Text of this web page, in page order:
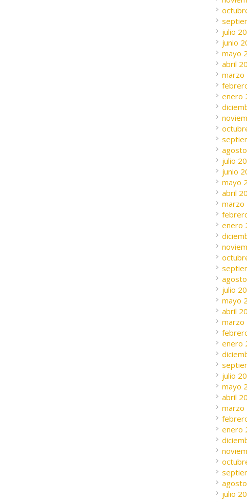
julio
junio
mayo
abril
marzo
enero
julio
junio
mayo
abril
marzo
enero
julio
mayo
abril
marzo
enero
julio
mayo
abril
marzo
enero
julio